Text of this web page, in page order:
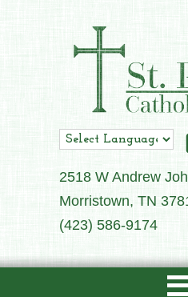
2518 W Andrew
Morristown, TN
(423) 586-9174